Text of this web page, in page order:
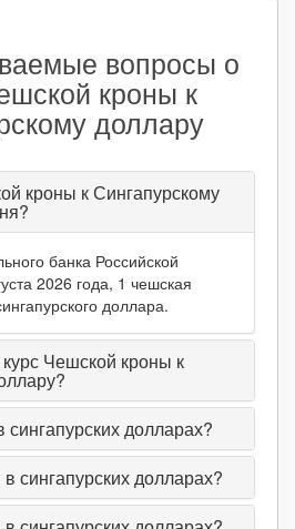
вопросы о
кроны к
доллару
кроны к Сингапурскому
банка Российской
2026 года, 1 чешская
доллара.
Чешской кроны к
сингапурских долларах?
сингапурских долларах?